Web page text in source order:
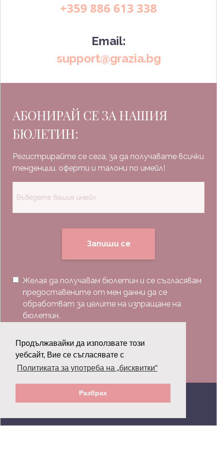
Продължавайки да използвате този
уебсайт, Вие се съгласявате с
Политиката за употреба на „бисквитки“
Разбрах
+359 886 613 338
Email:
support@grazia.bg
АБОНИРАЙ СЕ ЗА НАШИЯ
БЮЛЕТИН:
Регистрирайте се сега, за да получавате всички
тенденции, оферти и талони по имейл!
Запиши се
Желая да получавам бюлетин и се съгласявам
предоставените от мен данни да се
обработват за целите на изпращане на
бюлетин.
Последвай ни:
© 2026 Grazia.bg - Всички права запазени